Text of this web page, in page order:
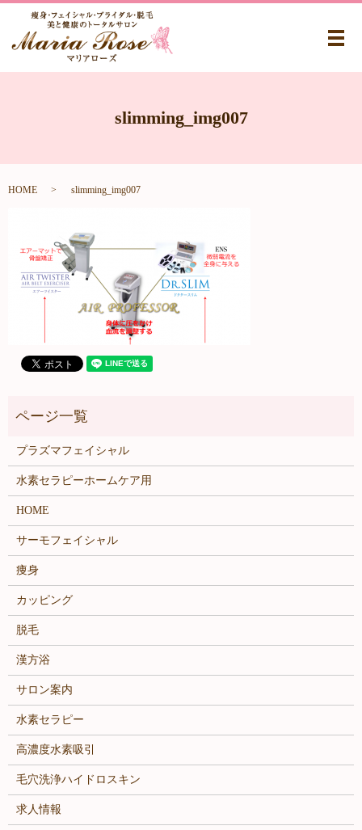
メ
slimming_img007
HOME slimming_img007
プラズマフェイシャル
水素セラピーホームケア用
HOME
サーモフェイシャル
痩身
カッピング
脱毛
漢方浴
サロン案内
水素セラピー
高濃度水素吸引
毛穴洗浄ハイドロスキン
求人情報